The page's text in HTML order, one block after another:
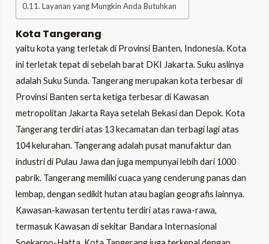
Layanan yang Mungkin Anda Butuhkan
Kota Tangerang
yaitu kota yang terletak di Provinsi Banten, Indonesia. Kota
ini terletak tepat di sebelah barat DKI Jakarta. Suku aslinya
adalah Suku Sunda. Tangerang merupakan kota terbesar di
Provinsi Banten serta ketiga terbesar di Kawasan
metropolitan Jakarta Raya setelah Bekasi dan Depok. Kota
Tangerang terdiri atas 13 kecamatan dan terbagi lagi atas
104 kelurahan. Tangerang adalah pusat manufaktur dan
industri di Pulau Jawa dan juga mempunyai lebih dari 1000
pabrik. Tangerang memiliki cuaca yang cenderung panas dan
lembap, dengan sedikit hutan atau bagian geografis lainnya.
Kawasan-kawasan tertentu terdiri atas rawa-rawa,
termasuk Kawasan di sekitar Bandara Internasional